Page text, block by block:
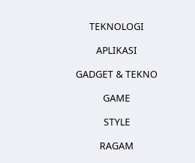
TEKNOLOGI
APLIKASI
GADGET & TEKNO
GAME
STYLE
RAGAM